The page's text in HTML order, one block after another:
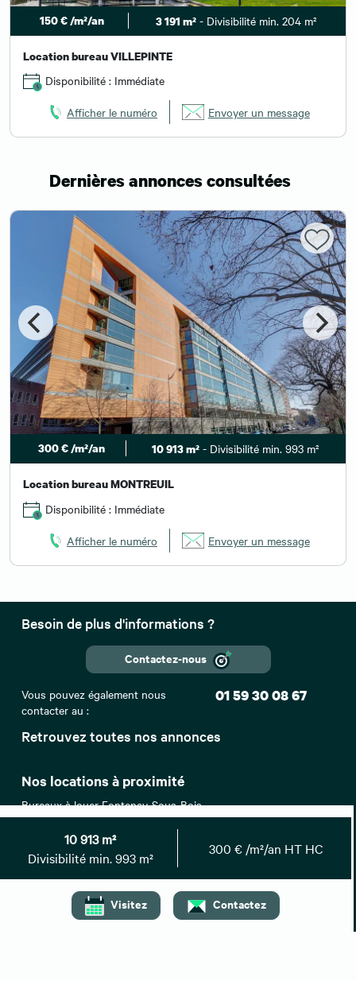
10 913 m²
Divisibilité min. 993 m²
300 € /m²/an HT HC
Visitez Contactez
150 € /m²/an 3 191 m²- Divisibilité min. 204 m²
Location bureau VILLEPINTE
Disponibilité : Immédiate
Afficher le numéro Envoyer un message
Dernières annonces consultées
300 € /m²/an 10 913 m²- Divisibilité min. 993 m²
Location bureau MONTREUIL
Disponibilité : Immédiate
Afficher le numéro Envoyer un message
Retrouvez toutes nos annonces
Nos locations à proximité
Bureaux à louer Fontenay-Sous-Bois
Bureaux à louer Paris 20
Bureaux à louer Vincennes
Bureaux à louer Romainville
Bureaux à louer Bagnolet
Top villes
Location bureaux Paris
Besoin de plus d'informations ?
Contactez-nous
Vous pouvez également nous
contacter au :
01 59 30 08 67